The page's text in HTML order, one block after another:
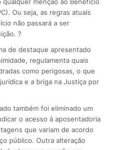
Ou seja, as regras atuais
não passará a ser
?
de destaque apresentado
regulamenta quais
como perigosas, o que
e a briga na Justiça por
também foi eliminado um
o acesso à aposentadoria
que variam de acordo
público. Outra alteração